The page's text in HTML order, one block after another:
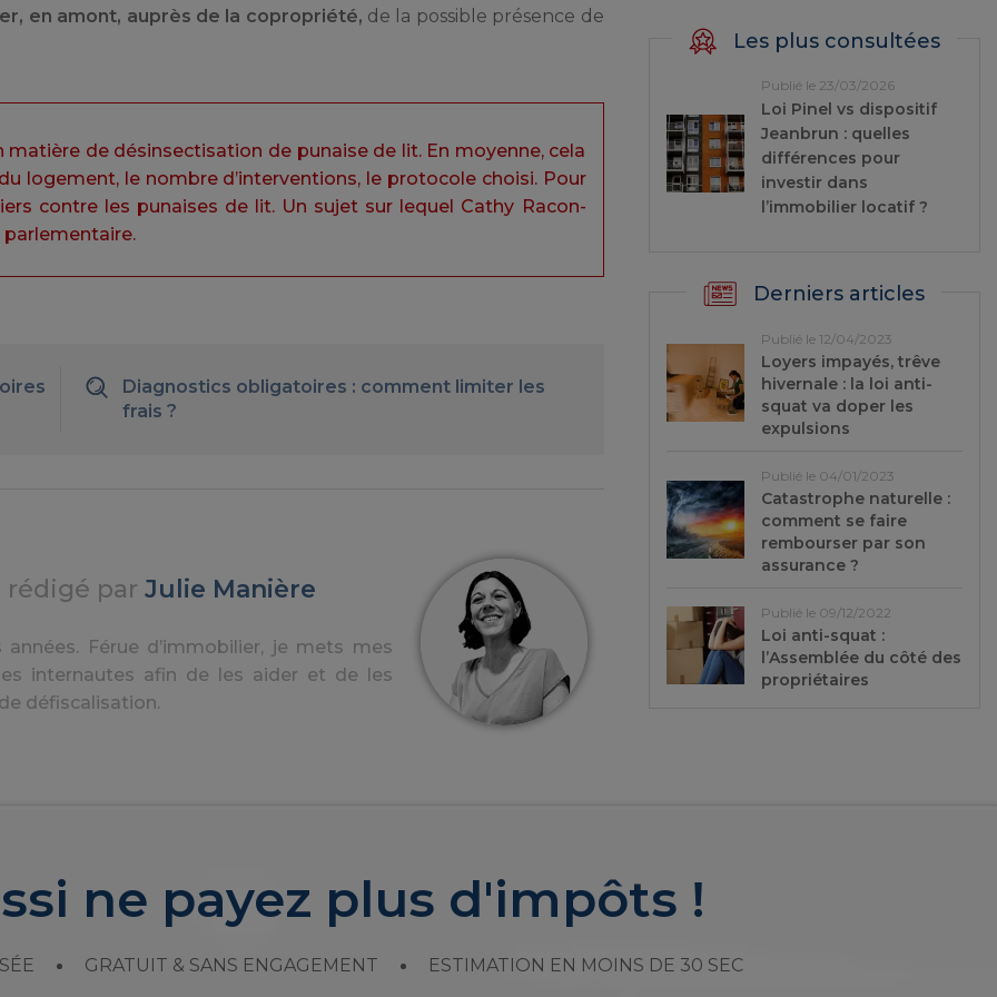
en amont, auprès de la copropriété, de la possible présence de
de désinsectisation de punaise de lit. En moyenne, cela
logement, le nombre d’interventions, le protocole choisi. Pour
contre les punaises de lit. Un sujet sur lequel Cathy Racon-
Diagnostics obligatoires : comment limiter les
frais ?
rédigé parJulie Manière
Férue d’immobilier, je mets mes
internautes afin de les aider et de les
défiscalisation.
Les plus consultées
Publié le 23/03/2026
Loi Pinel vs dispositif
Jeanbrun : quelles
différences pour
investir dans
l’immobilier locatif ?
Derniers articles
Publié le 12/04/2023
Loyers impayés, trêve
hivernale : la loi anti-
squat va doper les
expulsions
Publié le 04/01/2023
Catastrophe naturelle :
comment se faire
rembourser par son
assurance ?
Publié le 09/12/2022
Loi anti-squat :
l’Assemblée du côté des
propriétaires
ne payez plus d'impôts !
GRATUIT & SANS ENGAGEMENT ESTIMATION EN MOINS DE 30 SEC